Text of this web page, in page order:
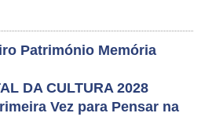
Património Memória
DA CULTURA 2028
Vez para Pensar na